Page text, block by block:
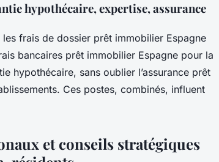
hypothécaire, expertise, assurance
frais de dossier prêt immobilier Espagne
bancaires prêt immobilier Espagne pour la
hypothécaire, sans oublier l’assurance prêt
Ces postes, combinés, influent
et conseils stratégiques